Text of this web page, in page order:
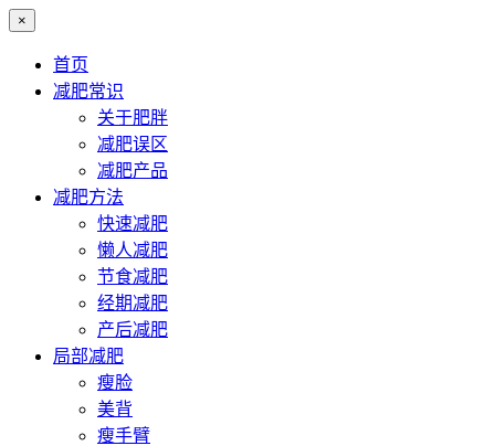
×
首页
减肥常识
关于肥胖
减肥误区
减肥产品
减肥方法
快速减肥
懒人减肥
节食减肥
经期减肥
产后减肥
局部减肥
瘦脸
美背
瘦手臂